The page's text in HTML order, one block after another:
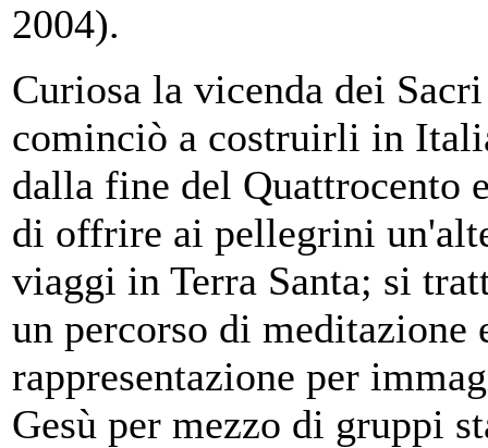
2004).
Curiosa la vicenda dei
cominciò a costruirli in
dalla fine del Quattrocento
di offrire ai pellegrini
viaggi in Terra Santa; si
un percorso di
rappresentazione per
Gesù per mezzo di gruppi